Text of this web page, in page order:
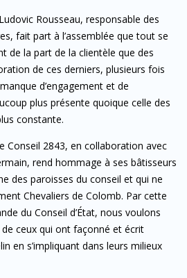
Rousseau, responsable des
fait part à l’assemblée que tout se
de la part de la clientèle que des
de ces derniers, plusieurs fois
d’engagement et de
plus présente quoique celle des
constante.
Conseil 2843, en collaboration avec
rend hommage à ses bâtisseurs
des paroisses du conseil et qui ne
Chevaliers de Colomb. Par cette
du Conseil d’État, nous voulons
ceux qui ont façonné et écrit
en s’impliquant dans leurs milieux